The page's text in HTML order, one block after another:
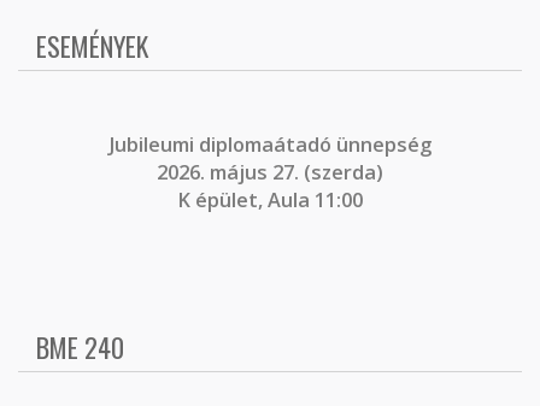
ESEMÉNYEK
Jubileumi diplomaátadó ünnepség
2026. május 27. (szerda)
K épület, Aula 11:00
BME 240